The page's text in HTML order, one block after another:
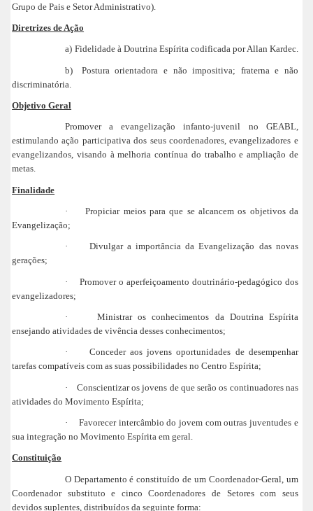
Grupo de Pais e Setor Administrativo).
Diretrizes de Ação
a) Fidelidade à Doutrina Espírita codificada por Allan Kardec.
b)
Postura orientadora e não impositiva; fraterna e não
discriminatória.
Objetivo Geral
Promover a evangelização infanto-juvenil no GEABL,
estimulando ação participativa dos seus coordenadores, evangelizadores e
evangelizandos, visando à melhoria contínua do trabalho e ampliação de
metas.
Finalidade
·
Propiciar meios para que se alcancem os objetivos da
Evangelização;
·
Divulgar a importância da Evangelização das novas
gerações;
·
Promover o aperfeiçoamento doutrinário-pedagógico dos
evangelizadores;
·
Ministrar os conhecimentos da Doutrina Espírita
ensejando atividades de vivência desses conhecimentos;
·
Conceder aos jovens oportunidades de desempenhar
tarefas compatíveis com as suas possibilidades no Centro Espírita;
·
Conscientizar os jovens de que serão os continuadores nas
atividades do Movimento Espírita;
·
Favorecer intercâmbio do jovem com outras juventudes e
sua integração no Movimento Espírita em geral.
Constituição
O Departamento é constituído de um Coordenador-Geral, um
Coordenador substituto e cinco Coordenadores de Setores com seus
devidos suplentes, distribuídos da seguinte forma: